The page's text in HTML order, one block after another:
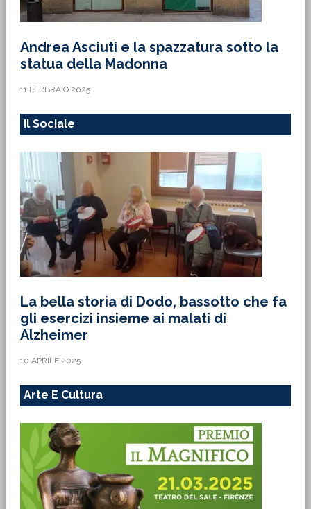
Andrea Asciuti e la spazzatura sotto la
statua della Madonna
11 FEBBRAIO 2025
Il Sociale
La bella storia di Dodo, bassotto che fa
gli esercizi insieme ai malati di
Alzheimer
10 APRILE 2025
Arte E Cultura